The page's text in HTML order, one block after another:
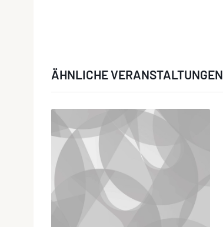
ÄHNLICHE VERANSTALTUNGEN